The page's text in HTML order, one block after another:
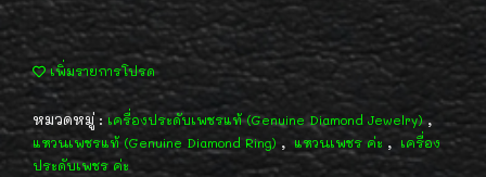
เพิ่มรายการโปรด
หมวดหมู่ : เครื่องประดับเพชรแท้ (Genuine Diamond Jewelry),
แหวนเพชรแท้ (Genuine Diamond Ring) , แหวนเพชร ค่ะ , เครื่อง
ประดับเพชร ค่ะ